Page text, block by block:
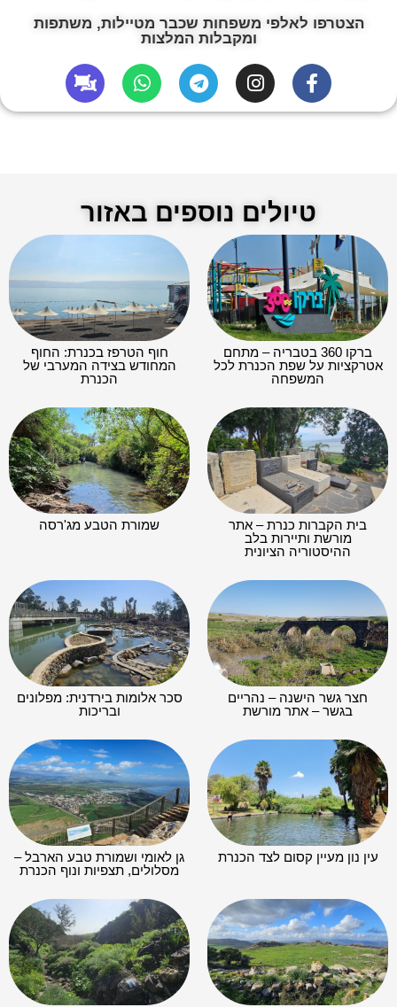
הצטרפו לאלפי משפחות שכבר מטיילות, משתפות
ומקבלות המלצות
טיולים נוספים באזור
ברקו 360 בטבריה – מתחם
אטרקציות על שפת הכנרת לכל
המשפחה
חוף הטרפז בכנרת: החוף
המחודש בצידה המערבי של
הכנרת
בית הקברות כנרת – אתר
מורשת ותיירות בלב
ההיסטוריה הציונית
שמורת הטבע מג'רסה
חצר גשר הישנה – נהריים
בגשר – אתר מורשת
סכר אלומות בירדנית: מפלונים
ובריכות
עין נון מעיין קסום לצד הכנרת
גן לאומי ושמורת טבע הארבל –
מסלולים, תצפיות ונוף הכנרת